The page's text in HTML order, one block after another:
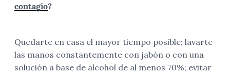
contagio?
Quedarte en casa el mayor tiempo posible; lavarte
las manos constantemente con jabón o con una
solución a base de alcohol de al menos 70%; evitar